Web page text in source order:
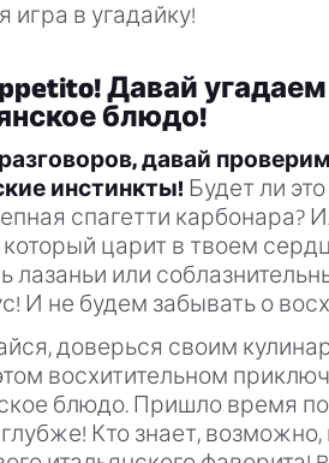
игра в угадайку!
Давай
блюдо!
давай
инстинкты! Будет ли
спагетти карбонара?
который царит в твоем
лазаньи или
И не будем забывать о
доверься своим
восхитительном
блюдо. Пришло время
Кто знает,